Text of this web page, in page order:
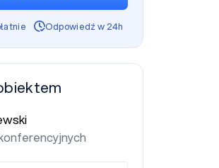
Odpowiedź w 24h